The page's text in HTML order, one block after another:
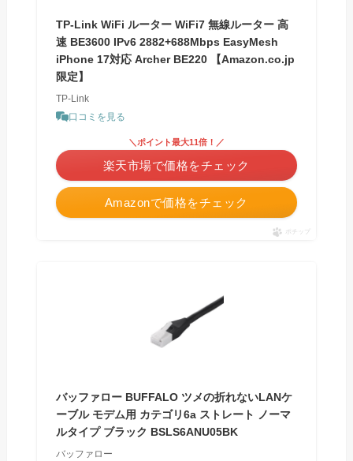
TP-Link WiFi ルーター WiFi7 無線ルーター 高
速 BE3600 IPv6 2882+688Mbps EasyMesh
iPhone 17対応 Archer BE220 【Amazon.co.jp
限定】
TP-Link
口コミを見る
Amazonで価格をチェック
＼ポイント最大11倍！／
楽天市場で価格をチェック
ポチップ
バッファロー BUFFALO ツメの折れないLANケ
ーブル モデム用 カテゴリ6a ストレート ノーマ
ルタイプ ブラック BSLS6ANU05BK
バッファロー